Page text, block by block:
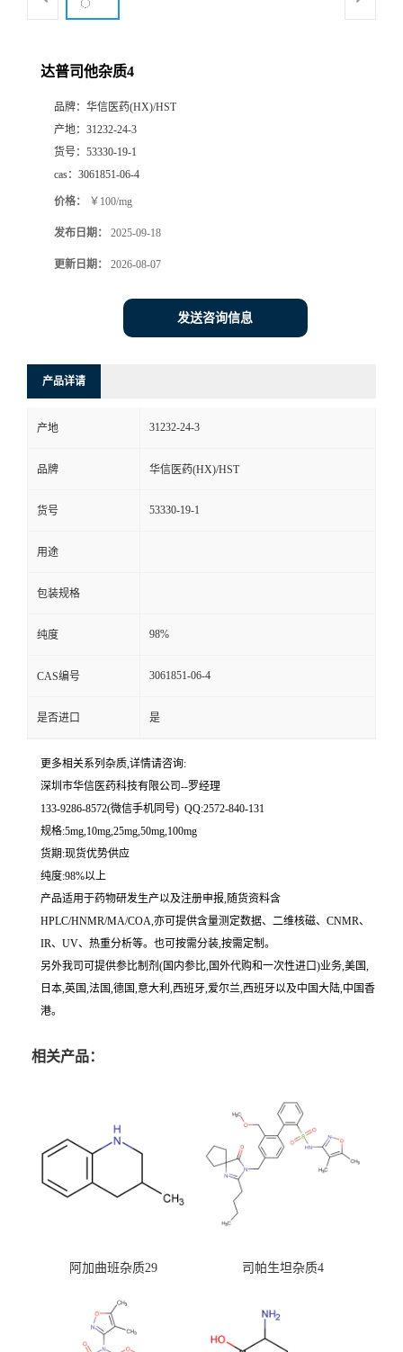
誉
方
达普司他杂质4
品牌： 华信医药(HX)/HST
产地： 31232-24-3
货号： 53330-19-1
cas： 3061851-06-4
价格： ￥100/mg
发布日期： 2025-09-18
更新日期： 2026-08-07
发送咨询信息
产品详请
产地 31232-24-3
品牌 华信医药(HX)/HST
货号 53330-19-1
用途
包装规格
纯度 98%
CAS编号 3061851-06-4
是否进口 是
更多相关系列杂质,详情请咨询:
深圳市华信医药科技有限公司--罗经理
133-9286-8572(微信手机同号) QQ:2572-840-131
规格:5mg,10mg,25mg,50mg,100mg
货期:现货优势供应
纯度:98%以上
产品适用于药物研发生产以及注册申报,随货资料含
HPLC/HNMR/MA/COA,亦可提供含量测定数据、二维核磁、CNMR、
IR、UV、热重分析等。也可按需分装,按需定制。
另外我司可提供参比制剂(国内参比,国外代购和一次性进口)业务,美国,
日本,英国,法国,德国,意大利,西班牙,爱尔兰,西班牙以及中国大陆,中国香
港。
相关产品：
阿加曲班杂质29 司帕生坦杂质4